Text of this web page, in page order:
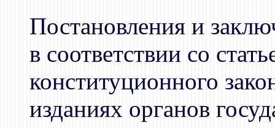
Постановления и
в соответствии со
конституционного
изданиях органов